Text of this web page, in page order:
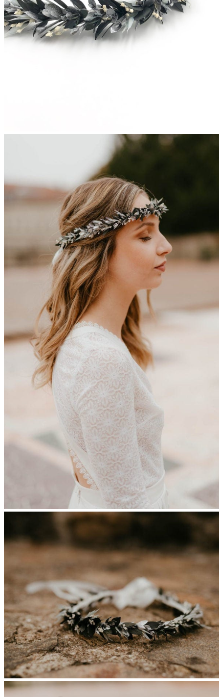
Peignes classiques
Peignes longs
Peignes minis
Pics à cheveux
Voiles fleuris
Bouquets en fleurs séchées
Bouquets en fleurs stabilisées
Demoiselles d’honneur
Bracelets rubans fleuris
Bracelets joncs fleuris
Petites barrettes
Enfants
Boutonnières
Boutonnières Classiques
Boutonnières Broches
Déco de table mariage
Bouquets déco
Couronnes murales
La créatrice
Avis Clients
Les fleurs séchées françaises
Qu’est-ce que la fleur stabilisée ?
Quand commander son accessoire ?
Comment conserver son accessoire ?
Blog
Panier /€